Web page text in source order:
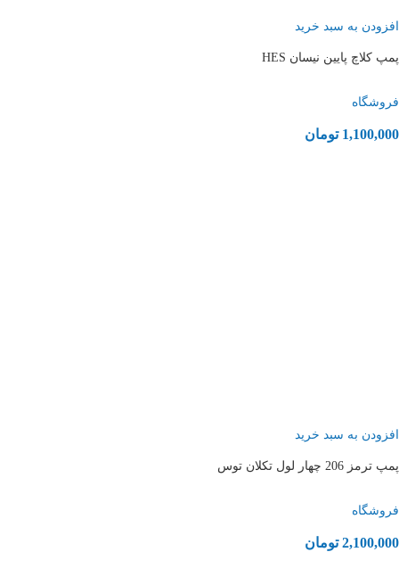
افزودن به سبد خرید
پمپ کلاچ پایین نیسان HES
فروشگاه
1,100,000 تومان
افزودن به سبد خرید
پمپ ترمز 206 چهار لول تکلان توس
فروشگاه
2,100,000 تومان